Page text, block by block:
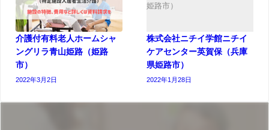
介護付有料老人ホームシャ
ングリラ青山姫路（姫路
市）
2022年3月2日
株式会社ニチイ学館ニチイ
ケアセンター英賀保（兵庫
県姫路市）
2022年1月28日